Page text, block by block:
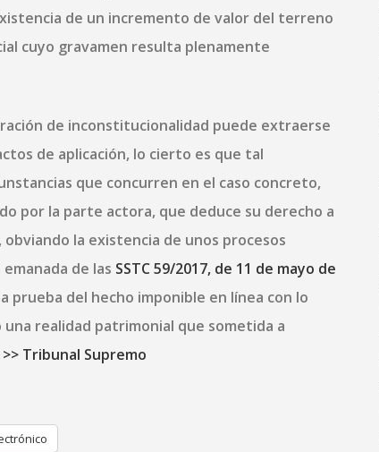
de un incremento de valor del terreno
cuyo gravamen resulta plenamente
de inconstitucionalidad puede extraerse
de aplicación, lo cierto es que tal
que concurren en el caso concreto,
por la parte actora, que deduce su derecho a
la existencia de unos procesos
de las SSTC 59/2017, de 11 de mayo de
prueba del hecho imponible en línea con lo
realidad patrimonial que sometida a
>> Tribunal Supremo